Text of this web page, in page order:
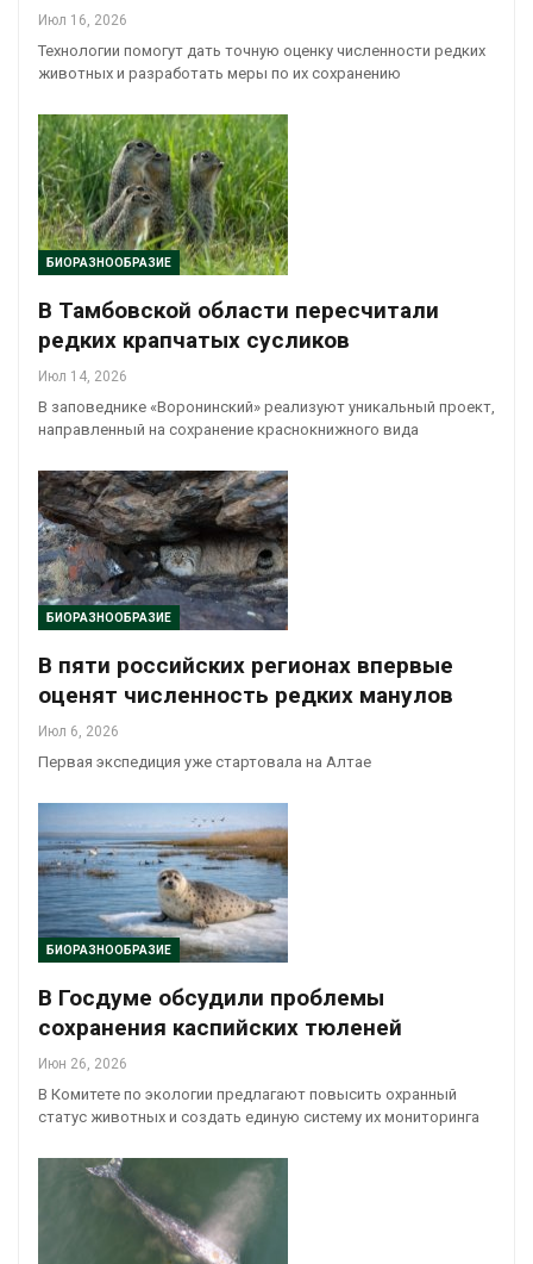
Июл 16, 2026
Технологии помогут дать точную оценку численности редких
животных и разработать меры по их сохранению
БИОРАЗНООБРАЗИЕ
В Тамбовской области пересчитали
редких крапчатых сусликов
Июл 14, 2026
В заповеднике «Воронинский» реализуют уникальный проект,
направленный на сохранение краснокнижного вида
БИОРАЗНООБРАЗИЕ
В пяти российских регионах впервые
оценят численность редких манулов
Июл 6, 2026
Первая экспедиция уже стартовала на Алтае
БИОРАЗНООБРАЗИЕ
В Госдуме обсудили проблемы
сохранения каспийских тюленей
Июн 26, 2026
В Комитете по экологии предлагают повысить охранный
статус животных и создать единую систему их мониторинга